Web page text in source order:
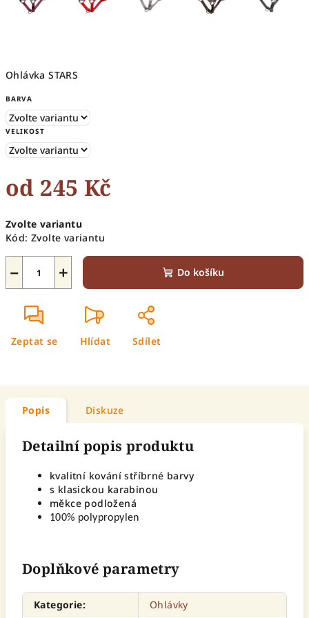
Ohlávka STARS
BARVA
VELIKOST
od 245 Kč
cena:
Zvolte variantu
Kód: Zvolte variantu
+
− Do košíku
Zeptat se Hlídat Sdílet
Popis Diskuze
Detailní popis produktu
kvalitní kování stříbrné barvy
s klasickou karabinou
měkce podložená
100% polypropylen
Doplňkové parametry
Kategorie:
Ohlávky